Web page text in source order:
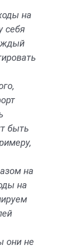
на
себя
быть
на
на
они не